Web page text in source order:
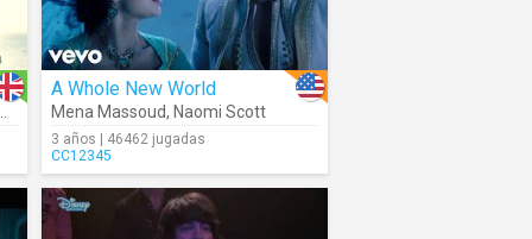
A Whole New World
Mena Massoud, Naomi Scott
3 años | 46462 jugadas
CC12345